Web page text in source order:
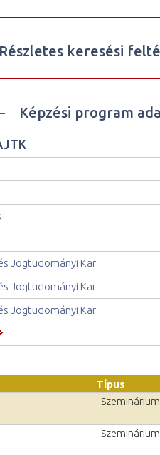
Részletes keresési
Képzési program
Jogtudományi Kar
Jogtudományi Kar
Jogtudományi Kar
Típus
_Szeminárium
_Szeminárium